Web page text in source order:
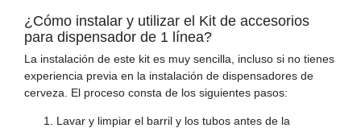
¿Cómo instalar y utilizar el Kit de accesorios
para dispensador de 1 línea?
La instalación de este kit es muy sencilla, incluso si no tienes
experiencia previa en la instalación de dispensadores de
cerveza. El proceso consta de los siguientes pasos:
Lavar y limpiar el barril y los tubos antes de la